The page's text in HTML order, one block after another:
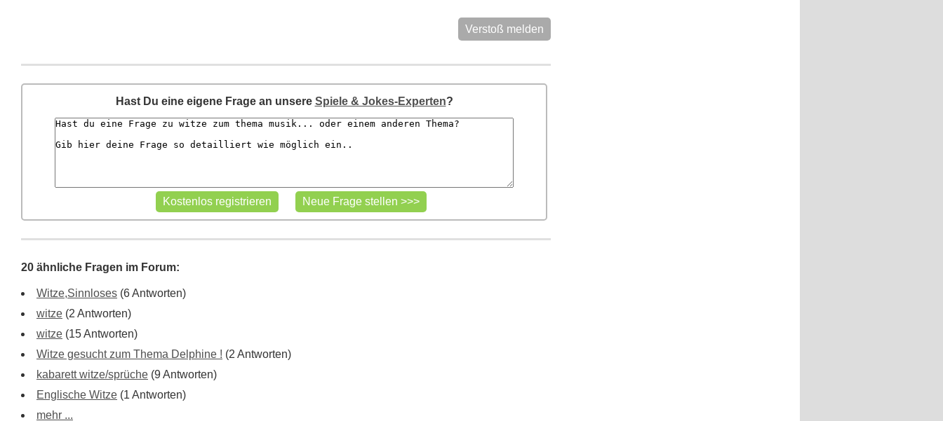
Verstoß melden
Hast Du eine eigene Frage an unsere Spiele & Jokes-Experten?
20 ähnliche Fragen im Forum:
Witze,Sinnloses (6 Antworten)
witze (2 Antworten)
witze (15 Antworten)
Witze gesucht zum Thema Delphine ! (2 Antworten)
kabarett witze/sprüche (9 Antworten)
Englische Witze (1 Antworten)
mehr ...